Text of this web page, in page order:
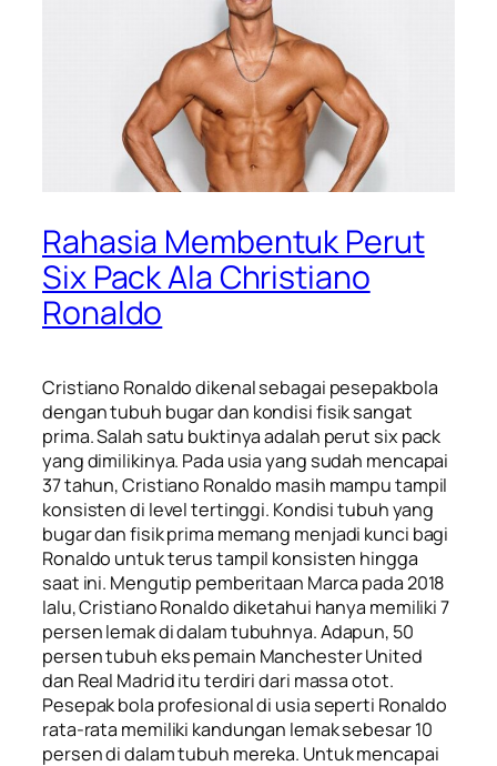
Rahasia Membentuk Perut
Six Pack Ala Christiano
Ronaldo
Cristiano Ronaldo dikenal sebagai pesepakbola
dengan tubuh bugar dan kondisi fisik sangat
prima. Salah satu buktinya adalah perut six pack
yang dimilikinya. Pada usia yang sudah mencapai
37 tahun, Cristiano Ronaldo masih mampu tampil
konsisten di level tertinggi. Kondisi tubuh yang
bugar dan fisik prima memang menjadi kunci bagi
Ronaldo untuk terus tampil konsisten hingga
saat ini. Mengutip pemberitaan Marca pada 2018
lalu, Cristiano Ronaldo diketahui hanya memiliki 7
persen lemak di dalam tubuhnya. Adapun, 50
persen tubuh eks pemain Manchester United
dan Real Madrid itu terdiri dari massa otot.
Pesepak bola profesional di usia seperti Ronaldo
rata-rata memiliki kandungan lemak sebesar 10
persen di dalam tubuh mereka. Untuk mencapai